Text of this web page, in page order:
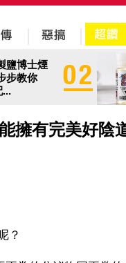
鹽博士煙
步教你
...
擁有完美好陰
？